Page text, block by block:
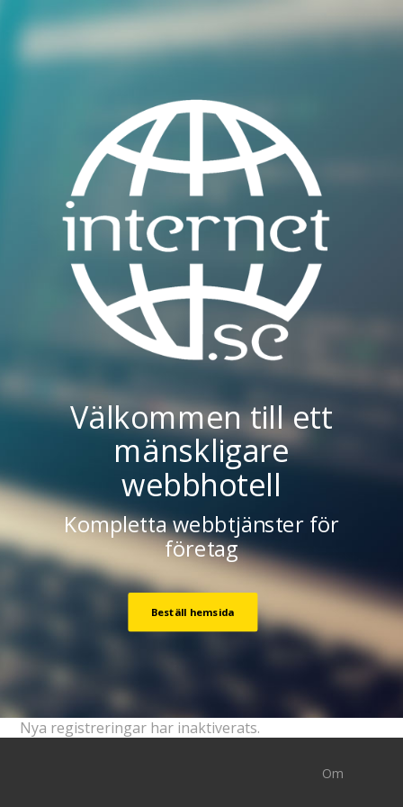
Välkommen till ett
mänskligare
webbhotell
Kompletta webbtjänster för
företag
Beställ hemsida
Nya registreringar har inaktiverats.
Om